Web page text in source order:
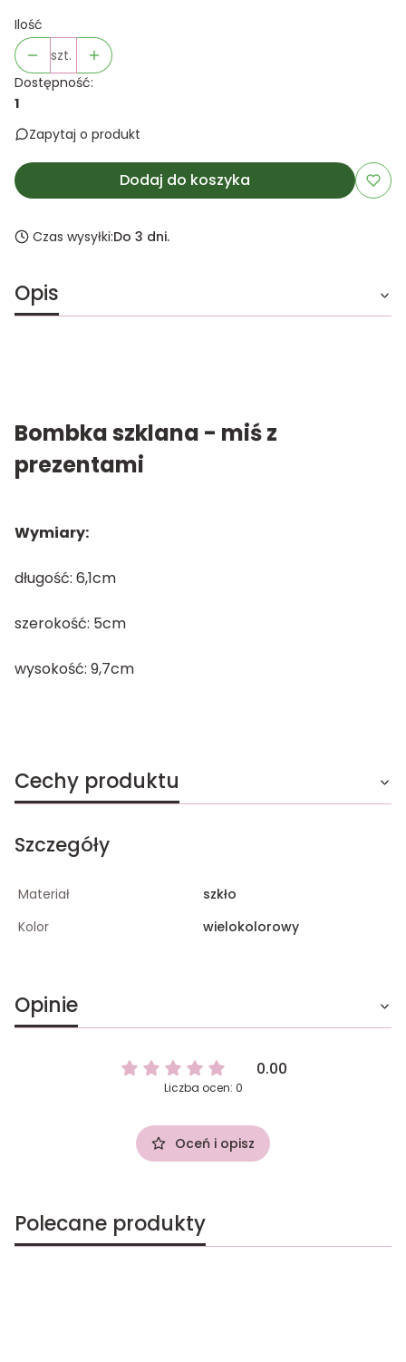
Ilość
szt.
Dostępność:
1
Zapytaj o produkt
Dodaj do koszyka
Czas wysyłki:Do 3 dni.
Opis
Bombka szklana - miś z
prezentami
Wymiary:
długość: 6,1cm
szerokość: 5cm
wysokość: 9,7cm
Cechy produktu
Szczegóły
Materiał
szkło
Kolor
wielokolorowy
Opinie
0.00
Liczba ocen: 0
Oceń i opisz
Polecane produkty